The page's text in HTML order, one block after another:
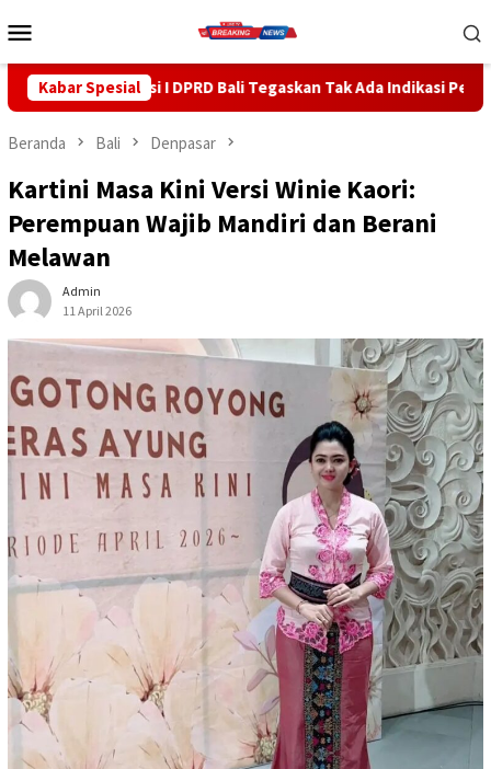
ke
Mobile
Kabar Spesial
Bali Tegaskan Tak Ada Indikasi Penyalahgunaan Barang
Beranda Bali Denpasar
Kartini Masa Kini Versi Winie Kaori:
Perempuan Wajib Mandiri dan Berani
Melawan
Admin
11 April 2026